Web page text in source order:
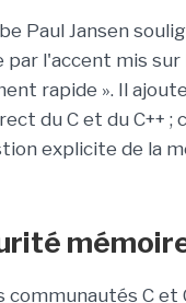
Paul Jansen
l'accent mis sur
rapide ». Il
du C et du C++ ;
explicite de la
C et